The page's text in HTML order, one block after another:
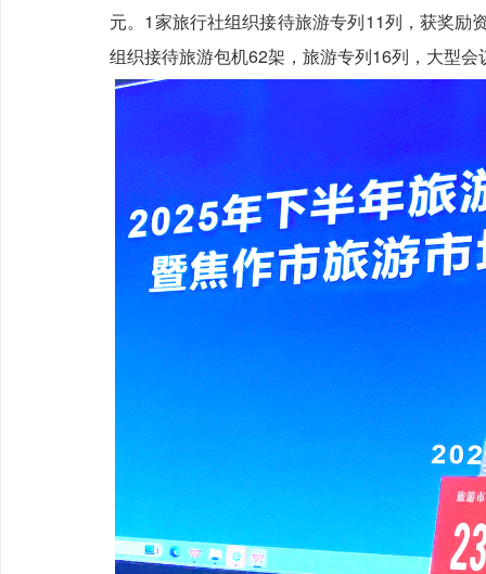
元。1家旅行社组织接待旅游专列11列，获奖励
组织接待旅游包机62架，旅游专列16列，大型